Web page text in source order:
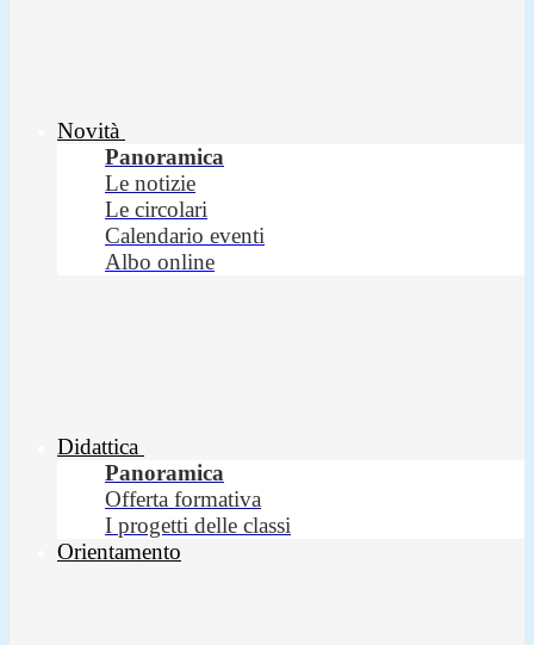
Novità
Panoramica
Le notizie
Le circolari
Calendario eventi
Albo online
Didattica
Panoramica
Offerta formativa
I progetti delle classi
Orientamento